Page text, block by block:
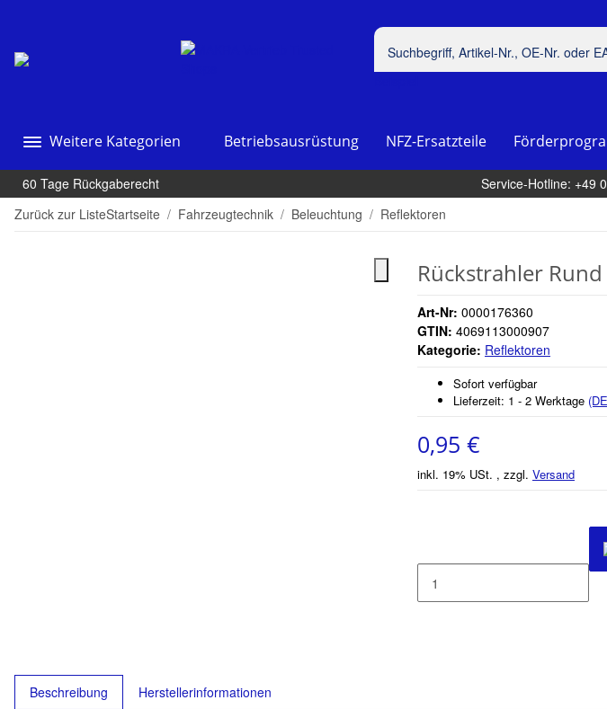
Weitere Kategorien Betriebsausrüstung NFZ-Ersatzteile
60 Tage Rückgaberecht Service-Hotline: +49
Zurück zur ListeStartseite Fahrzeugtechnik Beleuchtung Reflektoren
Rückstrahler
Art-Nr: 0000176360
GTIN: 4069113000907
Kategorie: Reflektoren
Sofort verfügbar
Lieferzeit: 1 - 2 Werktage
0,95 €
inkl. 19% USt. , zzgl. Versand
Beschreibung
Herstellerinformationen